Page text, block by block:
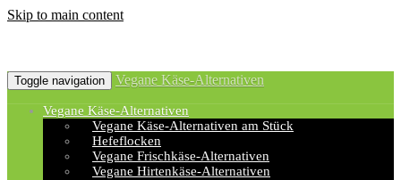
Skip to main content
Toggle navigation Vegane Käse-Alternativen
Vegane Käse-Alternativen
Vegane Käse-Alternativen am Stück
Hefeflocken
Vegane Frischkäse-Alternativen
Vegane Hirtenkäse-Alternativen